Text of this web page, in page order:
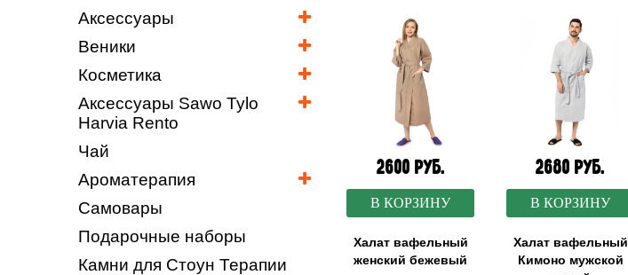
Аксессуары
Веники
Косметика
Аксессуары Sawo Tylo
Harvia Rento
Чай
Ароматерапия
Самовары
Подарочные наборы
Камни для Стоун Терапии
2600 руб.
В КОРЗИНУ
Халат вафельный
женский бежевый
2680 руб.
В КОРЗИНУ
Халат вафельный
Кимоно мужской